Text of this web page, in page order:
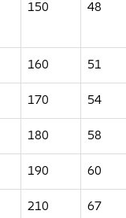
150 48
160 51
170 54
180 58
190 60
210 67